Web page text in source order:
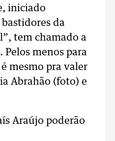
iniciado
da
tem chamado a
Pelos menos para
mesmo pra valer
Abrahão (foto) e
Araújo poderão